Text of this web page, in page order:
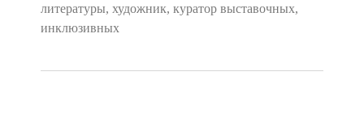
литературы, художник, куратор выставочных,
инклюзивных